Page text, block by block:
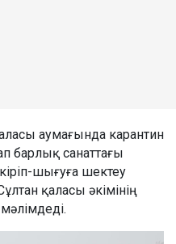
аумағында карантин
барлық санаттағы
шығуға шектеу
қаласы әкімінің